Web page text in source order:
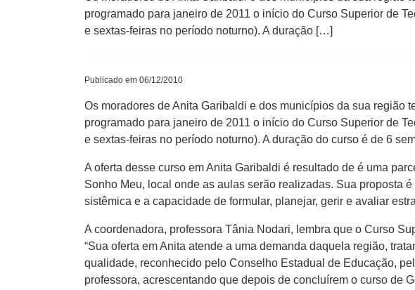
programado para janeiro de 2011 o início do Curso Superior de
e sextas-feiras no período noturno). A duração […]
Publicado em 06/12/2010
Os moradores de Anita Garibaldi e dos municípios da sua região
programado para janeiro de 2011 o início do Curso Superior de
e sextas-feiras no período noturno). A duração do curso é de 6
A oferta desse curso em Anita Garibaldi é resultado de é uma
Sonho Meu, local onde as aulas serão realizadas. Sua proposta
sistêmica e a capacidade de formular, planejar, gerir e avaliar
A coordenadora, professora Tânia Nodari, lembra que o Curso
“Sua oferta em Anita atende a uma demanda daquela região,
qualidade, reconhecido pelo Conselho Estadual de Educação,
professora, acrescentando que depois de concluírem o curso de